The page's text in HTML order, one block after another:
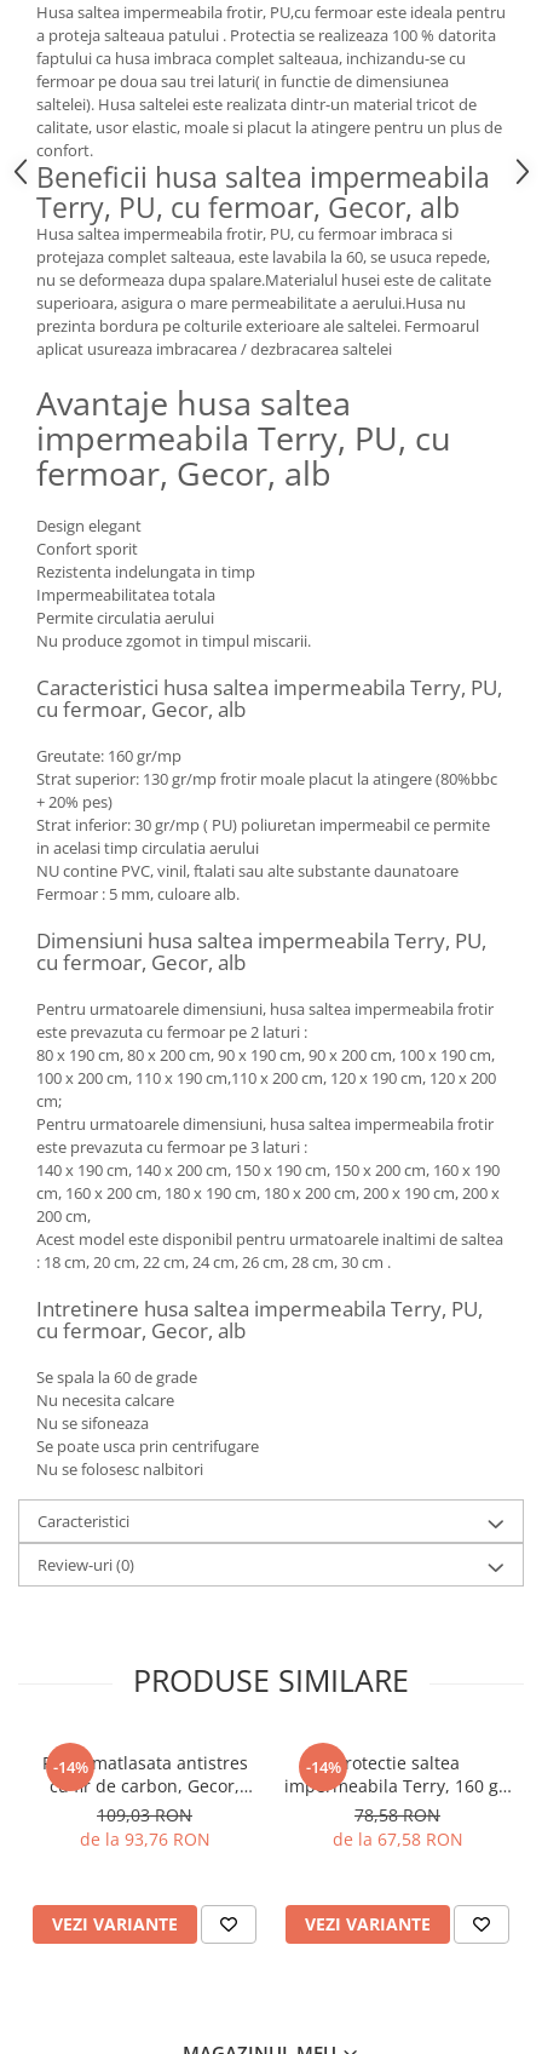
Husa saltea impermeabila frotir, PU,cu fermoar este ideala pentru
a proteja salteaua patului . Protectia se realizeaza 100 % datorita
faptului ca husa imbraca complet salteaua, inchizandu-se cu
fermoar pe doua sau trei laturi( in functie de dimensiunea
saltelei). Husa saltelei este realizata dintr-un material tricot de
calitate, usor elastic, moale si placut la atingere pentru un plus de
confort.
Beneficii husa saltea impermeabila
Terry, PU, cu fermoar, Gecor, alb
Husa saltea impermeabila frotir, PU, cu fermoar imbraca si
protejaza complet salteaua, este lavabila la 60, se usuca repede,
nu se deformeaza dupa spalare.Materialul husei este de calitate
superioara, asigura o mare permeabilitate a aerului.Husa nu
prezinta bordura pe colturile exterioare ale saltelei. Fermoarul
aplicat usureaza imbracarea / dezbracarea saltelei
Avantaje husa saltea
impermeabila Terry, PU, cu
fermoar, Gecor, alb
Design elegant
Confort sporit
Rezistenta indelungata in timp
Impermeabilitatea totala
Permite circulatia aerului
Nu produce zgomot in timpul miscarii.
Caracteristici husa saltea impermeabila Terry, PU,
cu fermoar, Gecor, alb
Greutate: 160 gr/mp
Strat superior: 130 gr/mp frotir moale placut la atingere (80%bbc
+ 20% pes)
Strat inferior: 30 gr/mp ( PU) poliuretan impermeabil ce permite
in acelasi timp circulatia aerului
NU contine PVC, vinil, ftalati sau alte substante daunatoare
Fermoar : 5 mm, culoare alb.
Dimensiuni husa saltea impermeabila Terry, PU,
cu fermoar, Gecor, alb
Pentru urmatoarele dimensiuni, husa saltea impermeabila frotir
este prevazuta cu fermoar pe 2 laturi :
80 x 190 cm, 80 x 200 cm, 90 x 190 cm, 90 x 200 cm, 100 x 190 cm,
100 x 200 cm, 110 x 190 cm,110 x 200 cm, 120 x 190 cm, 120 x 200
cm;
Pentru urmatoarele dimensiuni, husa saltea impermeabila frotir
este prevazuta cu fermoar pe 3 laturi :
140 x 190 cm, 140 x 200 cm, 150 x 190 cm, 150 x 200 cm, 160 x 190
cm, 160 x 200 cm, 180 x 190 cm, 180 x 200 cm, 200 x 190 cm, 200 x
200 cm,
Acest model este disponibil pentru urmatoarele inaltimi de saltea
: 18 cm, 20 cm, 22 cm, 24 cm, 26 cm, 28 cm, 30 cm .
Intretinere husa saltea impermeabila Terry, PU,
cu fermoar, Gecor, alb
Se spala la 60 de grade
Nu necesita calcare
Nu se sifoneaza
Se poate usca prin centrifugare
Nu se folosesc nalbitori
Caracteristici
Review-uri(0)
PRODUSE SIMILARE
-14%
Pilota matlasata antistres
cu fir de carbon, Gecor,
Alba
109,03 RON
de la 93,76 RON
VEZI VARIANTE
-14%Protectie saltea
impermeabila Terry, 160 gr,
Gecor, Alb
78,58 RON
de la 67,58 RON
VEZI VARIANTE